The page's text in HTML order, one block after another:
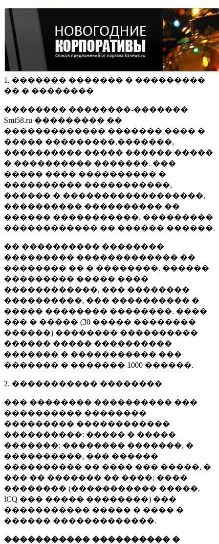
1. ������� ������� � ���������
�� � ��������
�������� ��������-�������
Smi58.ru ��������� ��
������������� ������� ���� �
����� ���������,�������,
���������� ����� ������ �����
� ���������� �������. ���
����� ���� ���������� �
���������� �����������,
������ � ������������������,
���������� ���������� ��
������ �����������, ���������
������������ �� ������ ������.
�� ���������� ��������
��������� ������������� ��
�������� �� � ��������. ������
��������� ����� ����
������������, ��� ��������
����������, ��� ���������� �
����� �������� ��������. ����
��� � ����� (30 ����� ��������
������) �������� ����������
������ ����� ����������
������� � ����������� ���
������� � ������� 1000 ������.
2. ����������� ��������
��� �������� ���������� ���
���������� ��������
��������� ������������
����������: ����� � �����
�������; �������� �������, �
����������, ��� ������
���������� �� ���� ��� �����, �
��� �� ������� �� ����; ����
�������� (����������� �����,
ICQ ��� ����� ��������) ���
����������� ����� � ���� �
������ �������������.
����������� ���������� �